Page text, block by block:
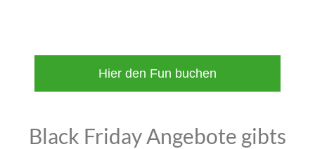
Hier den Fun buchen
Black Friday Angebote gibts